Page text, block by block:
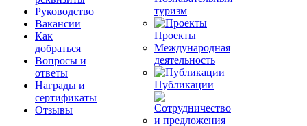
Руководство
Вакансии
Как
добраться
Вопросы и
ответы
Награды и
сертификаты
Отзывы
туризм
Проекты
Международная
деятельность
Публикации